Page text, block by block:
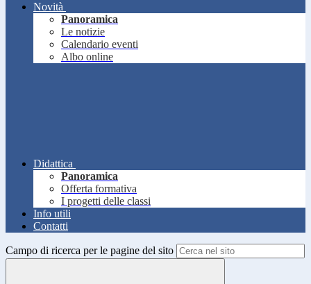
Novità
Panoramica
Le notizie
Calendario eventi
Albo online
Didattica
Panoramica
Offerta formativa
I progetti delle classi
Info utili
Contatti
Campo di ricerca per le pagine del sito